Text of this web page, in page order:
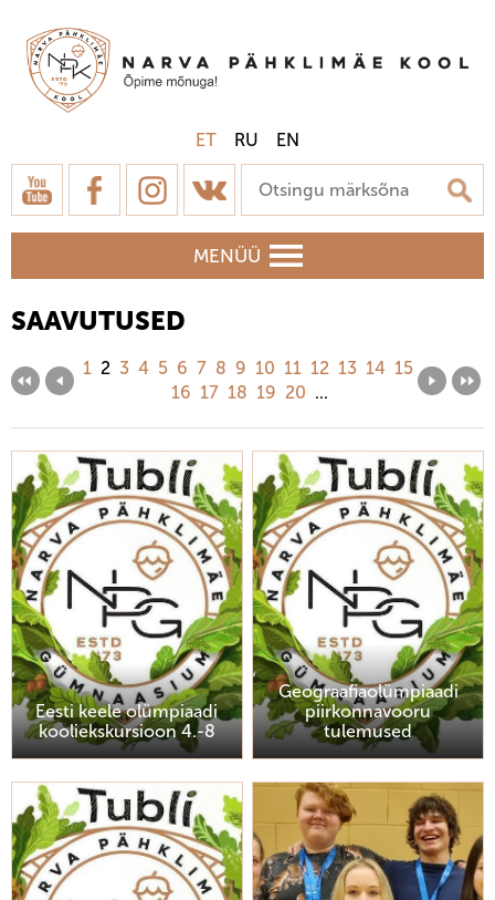
ET RU EN
MENÜÜ
SAAVUTUSED
1 2 3 4 5 6 7 8 9 10 11 12 13 14 15
16 17 18 19 20 ...
Eesti keele olümpiaadi
kooliekskursioon 4.-8
Geograafiaolümpiaadi
piirkonnavooru
tulemused